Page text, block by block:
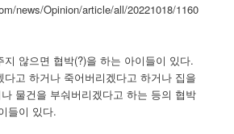
news/Opinion/article/all/20221018/1160
지 않으면 협박(?)을 하는 아이들이 있다.
다고 하거나 죽어버리겠다고 하거나 집을
물건을 부숴버리겠다고 하는 등의 협박
들이 있다.